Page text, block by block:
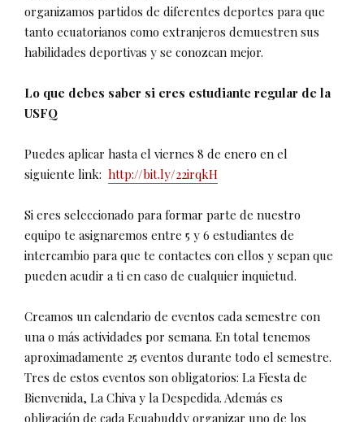
organizamos partidos de diferentes deportes para que
tanto ecuatorianos como extranjeros demuestren sus
habilidades deportivas y se conozcan mejor.
Lo que debes saber si eres estudiante regular de la
USFQ
Puedes aplicar hasta el viernes 8 de enero en el
siguiente link: http://bit.ly/22irqkH
Si eres seleccionado para formar parte de nuestro
equipo te asignaremos entre 5 y 6 estudiantes de
intercambio para que te contactes con ellos y sepan que
pueden acudir a ti en caso de cualquier inquietud.
Creamos un calendario de eventos cada semestre con
una o más actividades por semana. En total tenemos
aproximadamente 25 eventos durante todo el semestre.
Tres de estos eventos son obligatorios: La Fiesta de
Bienvenida, La Chiva y la Despedida. Además es
obligación de cada Ecuabuddy organizar uno de los